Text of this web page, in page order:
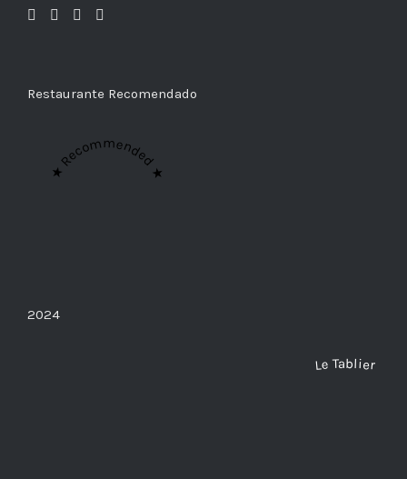
Restaurante Recomendado
★ Recommended ★
2024
Le Tablier